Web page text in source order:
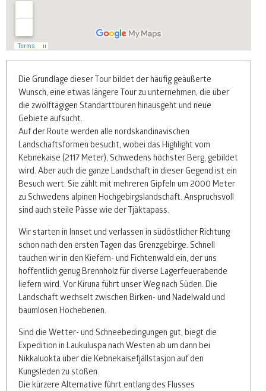
Die Grundlage dieser Tour bildet der häufig geäußerte
Wunsch, eine etwas längere Tour zu unternehmen, die über
die zwölftägigen Standarttouren hinausgeht und neue
Gebiete aufsucht.
Auf der Route werden alle nordskandinavischen
Landschaftsformen besucht, wobei das Highlight vom
Kebnekaise (2117 Meter), Schwedens höchster Berg, gebildet
wird. Aber auch die ganze Landschaft in dieser Gegend ist ein
Besuch wert. Sie zählt mit mehreren Gipfeln um 2000 Meter
zu Schwedens alpinen Hochgebirgslandschaft. Anspruchsvoll
sind auch steile Pässe wie der Tjäktapass.
Wir starten in Innset und verlassen in südöstlicher Richtung
schon nach den ersten Tagen das Grenzgebirge. Schnell
tauchen wir in den Kiefern- und Fichtenwald ein, der uns
hoffentlich genug Brennholz für diverse Lagerfeuerabende
liefern wird. Vor Kiruna führt unser Weg nach Süden. Die
Landschaft wechselt zwischen Birken- und Nadelwald und
baumlosen Hochebenen.
Sind die Wetter- und Schneebedingungen gut, biegt die
Expedition in Laukuluspa nach Westen ab um dann bei
Nikkaluokta über die Kebnekaisefjällstasjon auf den
Kungsleden zu stoßen.
Die kürzere Alternative führt entlang des Flusses